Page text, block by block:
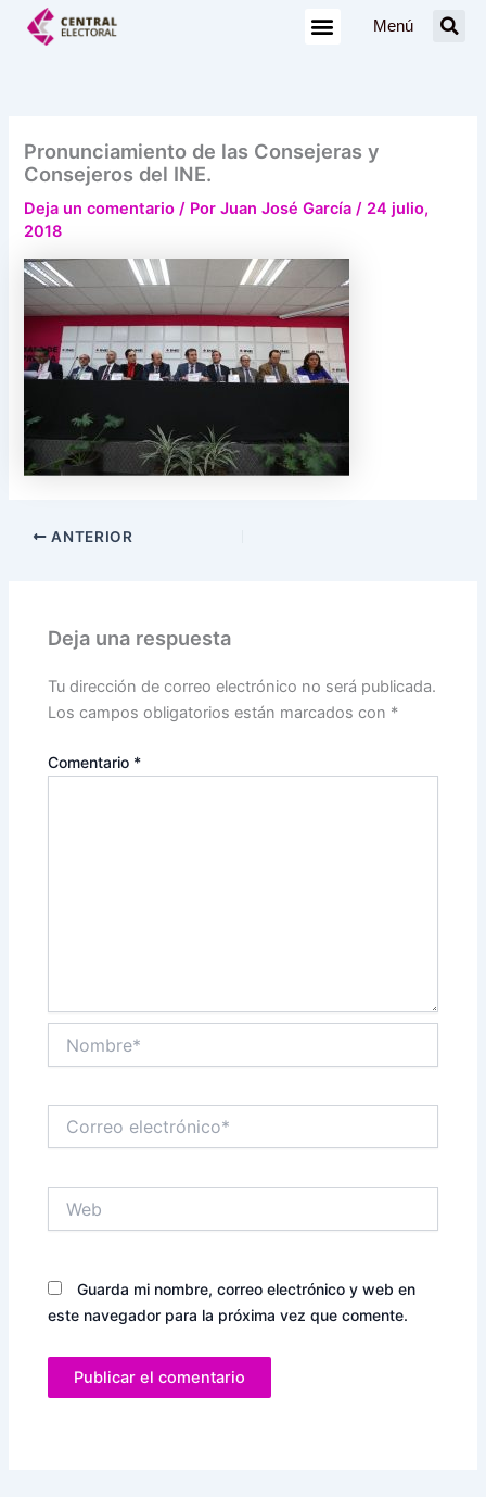
Menú
Pronunciamiento de las Consejeras y
Consejeros del INE.
Deja un comentario / PorJuan José García/ 24 julio,
2018
ANTERIOR
Deja una respuesta
Tu dirección de correo electrónico no será publicada.
Los campos obligatorios están marcados con *
Comentario *
electrónico*
Guarda mi nombre, correo electrónico y web en
este navegador para la próxima vez que comente.